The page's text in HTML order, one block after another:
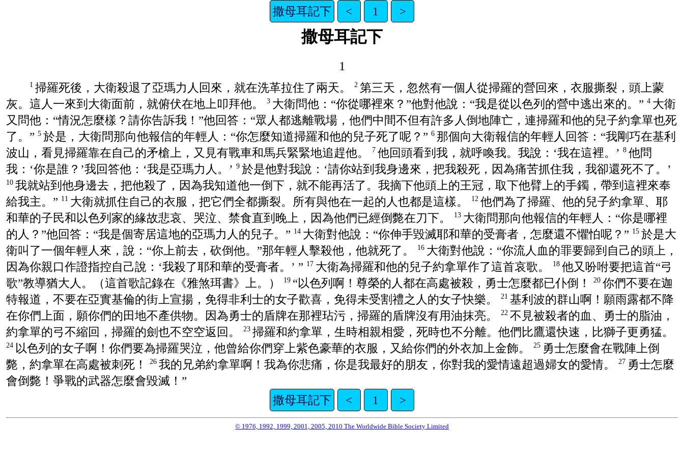
撒母耳記下 < 1 >
撒母耳記下
1
1 掃羅死後，大衛殺退了亞瑪力人回來，就在洗革拉住了兩天。 2 第三天，忽然有一個人從掃羅的營回來，衣服撕裂，頭上蒙
灰。這人一來到大衛面前，就俯伏在地上叩拜他。
3 大衛問他：“你從哪裡來？”他對他說：“我是從以色列的營中逃出來的。” 4 大衛
又問他：“情況怎麼樣？請你告訴我！”他回答：“眾人都逃離戰場，他們中間不但有許多人倒地陣亡，連掃羅和他的兒子約拿單也死
了。” 5 於是，大衛問那向他報信的年輕人：“你怎麼知道掃羅和他的兒子死了呢？” 6 那個向大衛報信的年輕人回答：“我剛巧在基利
波山，看見掃羅靠在自己的矛槍上，又見有戰車和馬兵緊緊地追趕他。
7 他回頭看到我，就呼喚我。我說：‘我在這裡。’ 8 他問
我：‘你是誰？’我回答他：‘我是亞瑪力人。’ 9 於是他對我說：‘請你站到我身邊來，把我殺死，因為痛苦抓住我，我卻還死不了。’
10 我就站到他身邊去，把他殺了，因為我知道他一倒下，就不能再活了。我摘下他頭上的王冠，取下他臂上的手鐲，帶到這裡來奉
給我主。” 11 大衛就抓住自己的衣服，把它們全都撕裂。所有與他在一起的人也都是這樣。 12 他們為了掃羅、他的兒子約拿單、耶
和華的子民和以色列家的緣故悲哀、哭泣、禁食直到晚上，因為他們已經倒斃在刀下。
13 大衛問那向他報信的年輕人：“你是哪裡
的人？”他回答：“我是個寄居這地的亞瑪力人的兒子。” 14 大衛對他說：“你伸手毀滅耶和華的受膏者，怎麼還不懼怕呢？” 15 於是大
衛叫了一個年輕人來，說：“你上前去，砍倒他。”那年輕人擊殺他，他就死了。
16 大衛對他說：“你流人血的罪要歸到自己的頭上，
因為你親口作證指控自己說：‘我殺了耶和華的受膏者。’ ” 17 大衛為掃羅和他的兒子約拿單作了這首哀歌。 18 他又吩咐要把這首“弓
歌”教導猶大人。（這首歌記錄在《雅煞珥書》上。）
19 “以色列啊！尊榮的人都在高處被殺，勇士怎麼都已仆倒！ 20 你們不要在迦
特報道，不要在亞實基倫的街上宣揚，免得非利士的女子歡喜，免得未受割禮之人的女子快樂。
21 基利波的群山啊！願雨露都不降
在你們上面，願你們的田地不產供物。因為勇士的盾牌在那裡玷污，掃羅的盾牌沒有用油抹亮。
22 不見被殺者的血、勇士的脂油，
約拿單的弓不縮回，掃羅的劍也不空空返回。
23 掃羅和約拿單，生時相親相愛，死時也不分離。他們比鷹還快速，比獅子更勇猛。
24 以色列的女子啊！你們要為掃羅哭泣，他曾給你們穿上紫色豪華的衣服，又給你們的外衣加上金飾。 25 勇士怎麼會在戰陣上倒
斃，約拿單在高處被刺死！
26 我的兄弟約拿單啊！我為你悲痛，你是我最好的朋友，你對我的愛情遠超過婦女的愛情。 27 勇士怎麼
會倒斃！爭戰的武器怎麼會毀滅！”
撒母耳記下
< 1 >
© 1976, 1992, 1999, 2001, 2005, 2010 The Worldwide Bible Society Limited